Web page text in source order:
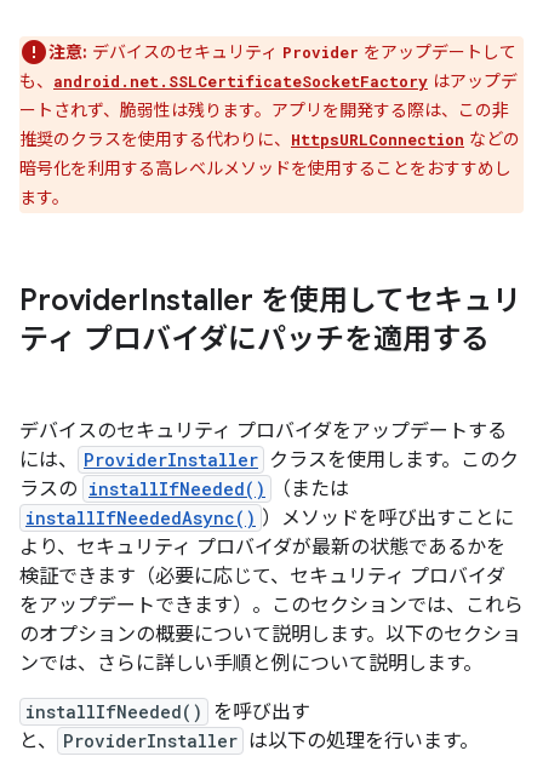
注意: デバイスのセキュリティ Provider をアップデートして
も、
android.net.SSLCertificateSocketFactory はアップデ
ートされず、 脆弱性は残ります。アプリを開発する際は、この非
推奨のクラスを使用する代わりに、
HttpsURLConnection などの
暗号化を利用する高レベルメソッドを使用することをおすすめし
ます。
ProviderInstaller を使用してセキュリ
ティ プロバイダにパッチを適用する
デバイスのセキュリティ プロバイダをアップデートする
には、
ProviderInstaller クラスを使用します。このク
ラスの installIfNeeded() （または
installIfNeededAsync() ）メソッドを呼び出すことに
より、セキュリティ プロバイダが最新の状態であるかを
検証できます（必要に応じて、セキュリティ プロバイダ
をアップデートできます）。このセクションでは、これら
のオプションの概要について説明します。以下のセクショ
ンでは、さらに詳しい手順と例について説明します。
installIfNeeded()
を呼び出す
と、
ProviderInstaller は以下の処理を行います。